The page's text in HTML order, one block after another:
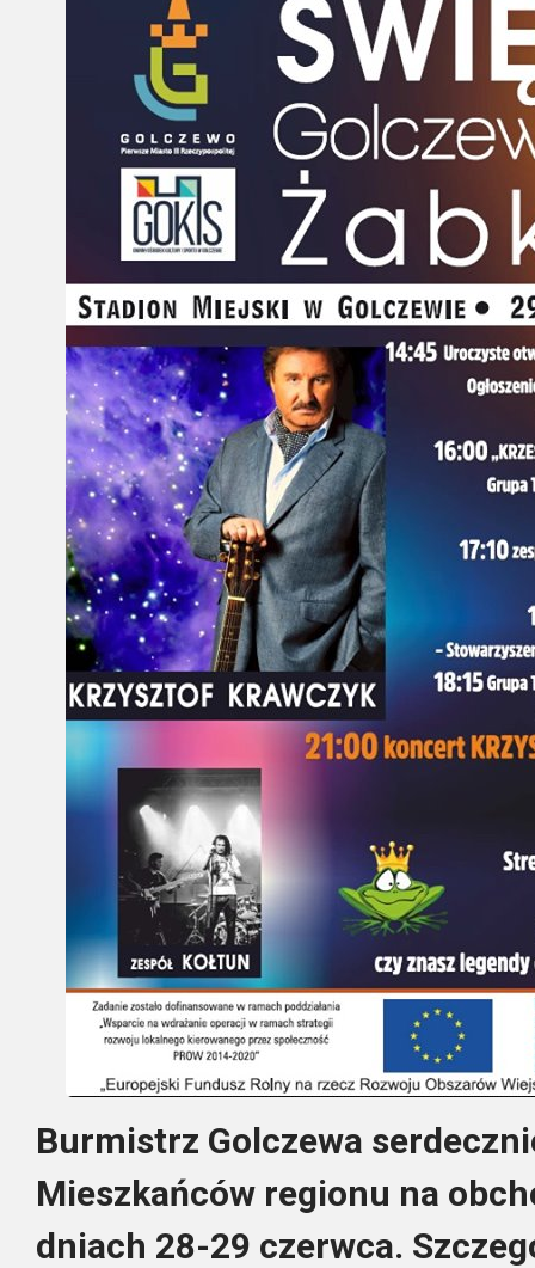
Burmistrz Golczewa
Mieszkańców regionu na
dniach 28-29 czerwca.